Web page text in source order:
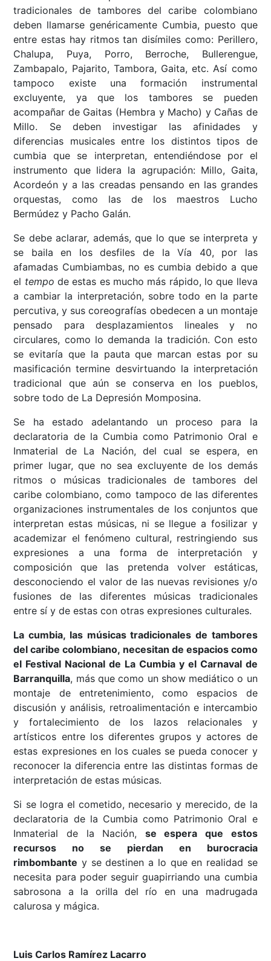
tradicionales de tambores del caribe colombiano
deben llamarse genéricamente Cumbia, puesto que
entre estas hay ritmos tan disímiles como: Perillero,
Chalupa, Puya, Porro, Berroche, Bullerengue,
Zambapalo, Pajarito, Tambora, Gaita, etc. Así como
tampoco existe una formación instrumental
excluyente, ya que los tambores se pueden
acompañar de Gaitas (Hembra y Macho) y Cañas de
Millo. Se deben investigar las afinidades y
diferencias musicales entre los distintos tipos de
cumbia que se interpretan, entendiéndose por el
instrumento que lidera la agrupación: Millo, Gaita,
Acordeón y a las creadas pensando en las grandes
orquestas, como las de los maestros Lucho
Bermúdez y Pacho Galán.
Se debe aclarar, además, que lo que se interpreta y
se baila en los desfiles de la Vía 40, por las
afamadas Cumbiambas, no es cumbia debido a que
el tempo de estas es mucho más rápido, lo que lleva
a cambiar la interpretación, sobre todo en la parte
percutiva, y sus coreografías obedecen a un montaje
pensado para desplazamientos lineales y no
circulares, como lo demanda la tradición. Con esto
se evitaría que la pauta que marcan estas por su
masificación termine desvirtuando la interpretación
tradicional que aún se conserva en los pueblos,
sobre todo de La Depresión Momposina.
Se ha estado adelantando un proceso para la
declaratoria de la Cumbia como Patrimonio Oral e
Inmaterial de La Nación, del cual se espera, en
primer lugar, que no sea excluyente de los demás
ritmos o músicas tradicionales de tambores del
caribe colombiano, como tampoco de las diferentes
organizaciones instrumentales de los conjuntos que
interpretan estas músicas, ni se llegue a fosilizar y
academizar el fenómeno cultural, restringiendo sus
expresiones a una forma de interpretación y
composición que las pretenda volver estáticas,
desconociendo el valor de las nuevas revisiones y/o
fusiones de las diferentes músicas tradicionales
entre sí y de estas con otras expresiones culturales.
La cumbia, las músicas tradicionales de tambores
del caribe colombiano, necesitan de espacios como
el Festival Nacional de La Cumbia y el Carnaval de
Barranquilla, más que como un show mediático o un
montaje de entretenimiento, como espacios de
discusión y análisis, retroalimentación e intercambio
y fortalecimiento de los lazos relacionales y
artísticos entre los diferentes grupos y actores de
estas expresiones en los cuales se pueda conocer y
reconocer la diferencia entre las distintas formas de
interpretación de estas músicas.
Si se logra el cometido, necesario y merecido, de la
declaratoria de la Cumbia como Patrimonio Oral e
Inmaterial de la Nación, se espera que estos
recursos no se pierdan en burocracia
rimbombante y se destinen a lo que en realidad se
necesita para poder seguir guapirriando una cumbia
sabrosona a la orilla del río en una madrugada
calurosa y mágica.
Luis Carlos Ramírez Lacarro